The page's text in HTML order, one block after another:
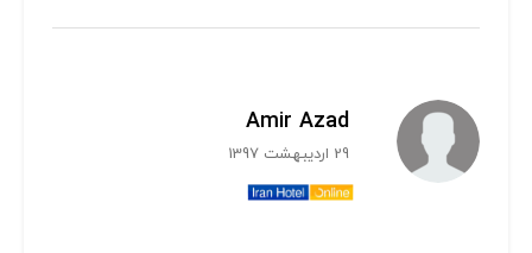
Amir Azad
29 اردیبهشت 1397